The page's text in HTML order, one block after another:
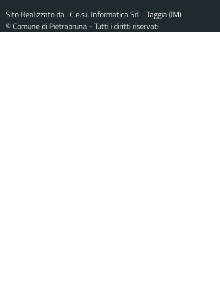
Sito Realizzato da : C.e.s.i. Informatica Srl - Taggia (IM)
© Comune di Pietrabruna - Tutti i diritti riservati